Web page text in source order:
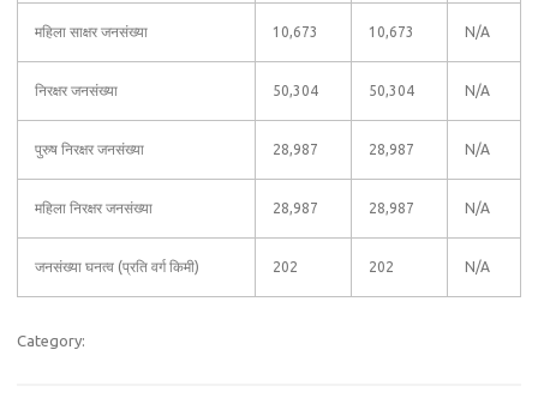
महिला साक्षर जनसंख्या 10,673 10,673 N/A
निरक्षर जनसंख्या 50,304 50,304 N/A
पुरुष निरक्षर जनसंख्या 28,987 28,987 N/A
महिला निरक्षर जनसंख्या 28,987 28,987 N/A
जनसंख्या घनत्व (प्रति वर्ग किमी) 202 202 N/A
Category: